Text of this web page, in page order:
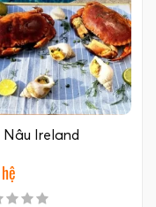
Nâu Ireland